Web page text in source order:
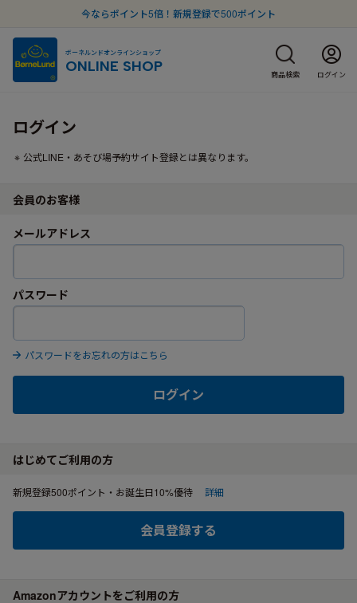
今ならポイント5倍！新規登録で500ポイント
ボーネルンドオンラインショップ
ONLINE SHOP 商品検索 ログイン
ログイン
公式LINE・あそび場予約サイト登録とは異なります。
会員のお客様
メールアドレス
パスワード
パスワードをお忘れの方はこちら
ログイン
はじめてご利用の方
新規登録500ポイント・お誕生日10%優待 詳細
会員登録する
Amazonアカウントをご利用の方